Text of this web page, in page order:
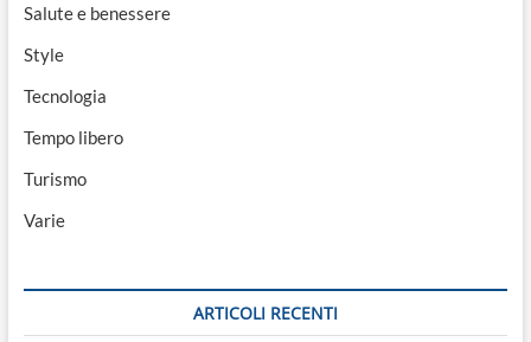
Salute e benessere
Style
Tecnologia
Tempo libero
Turismo
Varie
ARTICOLI RECENTI